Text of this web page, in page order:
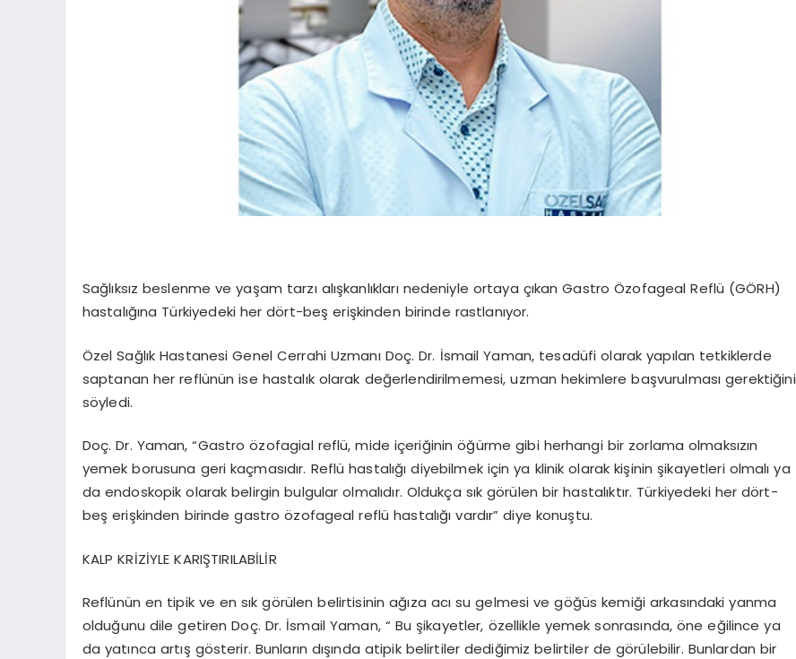
Sağlıksız beslenme ve yaşam tarzı alışkanlıkları nedeniyle ortaya çıkan Gastro Özofageal Reflü (GÖRH)
hastalığına Türkiyedeki her dört-beş erişkinden birinde rastlanıyor.
Özel Sağlık Hastanesi Genel Cerrahi Uzmanı Doç. Dr. İsmail Yaman, tesadüfi olarak yapılan tetkiklerde
saptanan her reflünün ise hastalık olarak değerlendirilmemesi, uzman hekimlere başvurulması gerektiğini
söyledi.
Doç. Dr. Yaman, “Gastro özofagial reflü, mide içeriğinin öğürme gibi herhangi bir zorlama olmaksızın
yemek borusuna geri kaçmasıdır. Reflü hastalığı diyebilmek için ya klinik olarak kişinin şikayetleri olmalı ya
da endoskopik olarak belirgin bulgular olmalıdır. Oldukça sık görülen bir hastalıktır. Türkiyedeki her dört-
beş erişkinden birinde gastro özofageal reflü hastalığı vardır” diye konuştu.
KALP KRİZİYLE KARIŞTIRILABİLİR
Reflünün en tipik ve en sık görülen belirtisinin ağıza acı su gelmesi ve göğüs kemiği arkasındaki yanma
olduğunu dile getiren Doç. Dr. İsmail Yaman, “ Bu şikayetler, özellikle yemek sonrasında, öne eğilince ya
da yatınca artış gösterir. Bunların dışında atipik belirtiler dediğimiz belirtiler de görülebilir. Bunlardan bir